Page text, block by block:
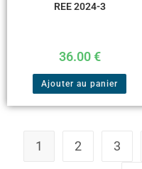
REE 2024-3
36.00€
Ajouter au panier
1 2 3